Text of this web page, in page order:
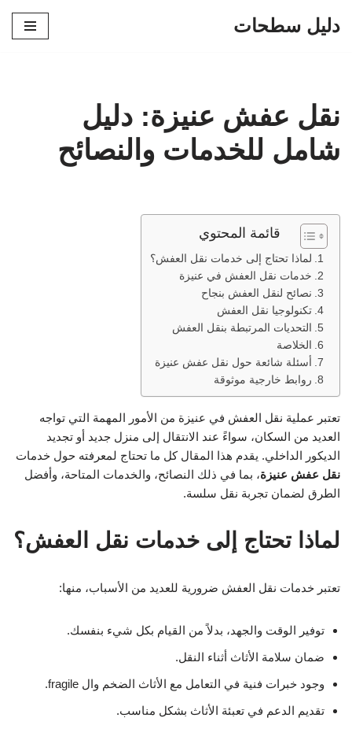
دليل سطحات
نقل عفش عنيزة: دليل
شامل للخدمات والنصائح
قائمة المحتوي
لماذا تحتاج إلى خدمات نقل العفش؟
خدمات نقل العفش في عنيزة
نصائح لنقل العفش بنجاح
تكنولوجيا نقل العفش
التحديات المرتبطة بنقل العفش
الخلاصة
أسئلة شائعة حول نقل عفش عنيزة
روابط خارجية موثوقة
تعتبر عملية نقل العفش في عنيزة من الأمور المهمة التي تواجه
العديد من السكان، سواءً عند الانتقال إلى منزل جديد أو تجديد
الديكور الداخلي. يقدم هذا المقال كل ما تحتاج لمعرفته حول خدمات
نقل عفش عنيزة، بما في ذلك النصائح، والخدمات المتاحة، وأفضل
الطرق لضمان تجربة نقل سلسة.
لماذا تحتاج إلى خدمات نقل العفش؟
تعتبر خدمات نقل العفش ضرورية للعديد من الأسباب، منها:
توفير الوقت والجهد، بدلاً من القيام بكل شيء بنفسك.
ضمان سلامة الأثاث أثناء النقل.
وجود خبرات فنية في التعامل مع الأثاث الضخم وال fragile.
تقديم الدعم في تعبئة الأثاث بشكل مناسب.